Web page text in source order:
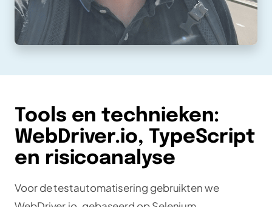
Tools en technieken:
WebDriver.io, TypeScript
en risicoanalyse
Voor de testautomatisering gebruikten we